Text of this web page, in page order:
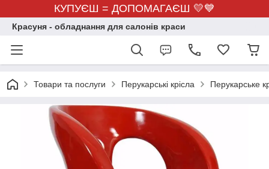
КУПУЄШ = ДОПОМАГАЄШ 💛💙
Красуня - обладнання для салонів краси
Товари та послуги Перукарські крісла Перукарське